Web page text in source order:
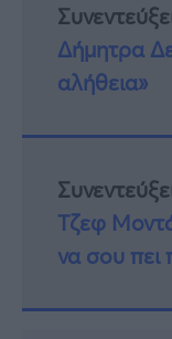
Δήμητρα
αλήθεια»
Τζεφ
να σου πει